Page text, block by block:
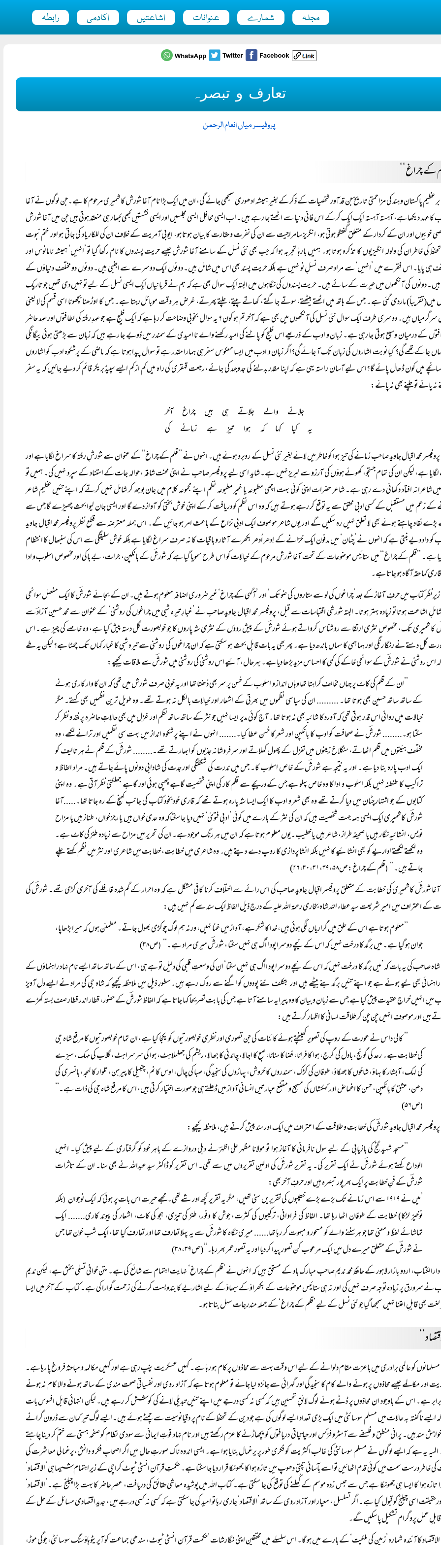
مجلہ شمارے عنوانات اشاعتیں اکادمی رابطہ
تعارف و تبصرہ
پروفیسر میاں انعام الرحمن
کے چراغ‘‘
برِ عظیم پاکستان و ہند کی مزاحمتی تاریخ جن قدآور شخصیات کے ذکر کے بغیر ہمیشہ ادھوری سمجھی جائے گی، ان میں ایک بڑا نام آغا شورش کاشمیری مرحوم کا ہے۔جن لوگوں نے آغا
عہد دیکھا ہے، آہستہ آہستہ ایک ایک کر کے اس فانی دنیا سے اٹھتے جا رہے ہیں۔ اب ایسی محافل ایسی مجلسیں اور ایسی نشستیں کبھی کبھار ہی منعقد ہوتی ہیں جن میں آغا شورش
خوبیوں اور ان کے کردار کے متعلق گفتگو ہوتی ہو، انگریز سامراجیت سے ان کی نفرت و حقارت کا بیان ہوتا ہو، ایوبی آمریت کے خلاف ان کی للکار یاد کی جاتی ہو اور ختم نبوت
کی خاطر ان کی ولولہ انگیزیوں کا تذکرہ ہوتا ہو۔ ہمیں بارہا تجربہ ہوا کہ جب بھی نئی نسل کے سامنے آغا شورش جیسے حریت پسندوں کا نام رکھا گیا تو ’انہیں‘ ہمیشہ نامانوس اور
ہی پایا۔ اس فقرے میں ’انہیں‘ سے مراد صرف نسلِ نو نہیں ہے بلکہ حریت پسند بھی اس میں شامل ہیں۔ دونوں ایک دوسرے سے اجنبی ہیں۔ دونوں دو مختلف دنیاؤں کے
دونوں کی آنکھوں میں حیرت کے سائے ہیں۔ حریت پسندوں کی نگاہوں میں البتہ ایک سوال بھی ہے کہ ہم نے قربانیاں ایک ایسی نسل کے لیے تو نہیں دی تھیں جو تاریک
میں(تقریباً) ماردی گئی ہے۔ جس کے ہاتھ میں اٹھتے بیٹھتے، سوتے جاگتے، کھاتے پیتے، چلتے پھرتے، غرض ہر وقت موبائل رہتا ہے۔ جس کا اوڑھنا بچھونا اسی قسم کی لا یعنی
ہیں۔ دوسری طرف ایک سوال نئی نسل کی آنکھوں میں بھی ہے کہ آخر تم ہو کون ؟ یہ سوال بخوبی وضاحت کر رہا ہے کہ ایک خلیج ہے جو عہدِ رفتہ کی لطافتوں اور عہد حاضر
کے درمیان وسیع ہوتی جا رہی ہے۔ زبان و ادب کے ذریعے اس خلیج کو پاٹنے کی امید رکھنے والے نا امیدی کے سمندر میں ڈوبے جا رہے ہیں کہ زبان سے بڑھتی ہوئی بیگانگی
جا کے تھمے گی؟ کیا نوبت اشاروں کی زبان تک آ جائے گی؟اگر زبان و ادب میں ایسا معکوس سفر ہی ہمارا مقدر ہے تو سوال پیدا ہوتا ہے کہ ماضی کے پرشکوہ ادب کو اشاروں
میں کون ڈھال پائے گا؟اس لیے آسان راستہ یہی ہے کہ اپنا مقدر بدلنے کی جدوجہد کی جائے، رجعت قہقری کی راہ میں کم از کم ایسے سپیڈ بریکر قائم کر دیے جائیں کہ یہ سفر
پائے تو چلنے بھی نہ پائے:
جلانے والے جلاتے ہی ہیں چراغ آخر
یہ کیا کہا کہ ہوا تیز ہے زمانے کی
پروفیسر محمد اقبال جاوید صاحب زمانے کی تیز ہوا کو خاطر میں لائے بغیر نئی نسل کے روبرو ہوئے ہیں۔ انہوں نے ’’قلم کے چراغ‘‘ کے عنوان سے شورشِ رفتہ کا سراغ لگایا ہے اور
ہے، لیکن ان کی تمام جستجو، کھوئے ہوؤں کی آرزو سے لبریز نہیں ہے۔ شاید اسی لیے پروفیسر صاحب نے اپنی محنت شاقہ ، حوالہ جات کے استناد کے سپرد نہیں کی۔ ہمیں تو
شاعرانہ افتاد دکھائی دے رہی ہے۔ شاعر حضرات اپنی کوئی بہت اچھی مطبوعہ یا غیر مطبوعہ نظم اپنے مجموعہ کلام میں جان بوجھ کر شامل نہیں کرتے کہ اپنے تئیں عظیم شاعر
زعم میں مستقبل کے کسی ادبی محقق سے یہ توقع کر رہے ہوتے ہیں کہ وہ اس نظم کو دریافت کر کے اپنی خوش بختی کو آواز دے گا اور ایسی جان لیوا بحث چھیڑے گا جس سے
نقاد چاہتے ہوئے بھی لا تعلق نہیں رہ سکیں گے اور یوں شاعر موصوف ایک ادبی نزاع کے باعث امر ہو جائیں گے۔ اس جملہ معترضہ سے قطع نظر پروفیسرمحمد اقبال جاوید
داد دیے بنتی ہے کہ انہوں نے ’چٹان‘ میں مدفون ایک خزانے کے اِدھر اُدھر بکھرے آثار و باقیات کا نہ صرف سراغ لگایا ہے بلکہ خوش سلیقگی سے اس کی سنبھال کا انتظام
ہے۔ ’’قلم کے چراغ‘‘ میں ستائیس موضوعات کے تحت آغا شورش مرحوم کے خیالات کو اس طرح سمویا گیا ہے کہ شورشؔ کے بانکپن، جرات، بے باکی اورمخصوص اسلوب و ادا
کما حقہ آگاہ ہو جاتا ہے۔
زیرِ نظر کتاب میں حرفِ آغاز کے بعد ’چراغوں کی لو سے ستاروں کی ضو تک‘ اور ’آگہی کے چراغ‘ غیر ضروری اضافہ معلوم ہوتے ہیں۔ ان کے بجائے شورشؔ کا ایک مفصل سوانحی
اشاعت ہوتا تو زیادہ بہتر ہوتا۔ البتہ شورشی اقتباسات سے قبل، پروفیسر محمد اقبال جاوید صاحب نے ’غبارِ تیرہ شبی میں چراغوں کی روشنی‘ کے عنوان سے محمد حسین آزادؔ سے
کا شمیری تک، مخصوص نثری ارتقا سے روشناس کرواتے ہوئے شورشؔ کے پیش روؤں کے نثری شہ پاروں کا جو خوبصورت گل دستہ پیش کیا ہے، وہ خاصے کی چیز ہے۔ اس
گل دستے نے رنگا رنگی اور ہما ہمی کا سماں باندھ دیا ہے۔ پھر بھی یہ بات قابلِ بحث ہو سکتی ہے کہ ان چراغوں کی روشنی سے تیرہ شبی کا غبار کہاں تک چھٹا ہے؟ لیکن یہ طے
اس روشنی نے شورشؔ کے سوانحی خاکے کی کمی کا احساس مزید بڑھا دیا ہے۔ بہرحال، آئیے اس روشنی کی روشنی میں شورشؔ سے ملاقات کیجیے:
’’ان کے قلم کی کاٹ پر جہاں مخالف کراہتا تھا وہاں انداز و اسلوب کے حُسن پر سر بھی دُھنتا تھا اور یہ خوبی صرف شورش میں تھی کہ ان کا وار کاری ہونے
کے ساتھ ساتھ حسین بھی ہوتا تھا۔ ......... ان کی سیاسی نظموں میں بھرتی کے اشعار اور خیالات بالکل نہ ہوتے تھے۔ وہ طویل ترین نظمیں بھی کہتے۔ مگر
خیالات میں روانی اس قدر ہوتی تھی کہ آورد کا شائبہ بھی نہ ہوتا تھا۔ آج کوئی مدیر ایسا نہیں جو نثر کے ساتھ ساتھ نظم اور غزل میں بھی حالاتِ حاضرہ پر نقد و نظر کر
سکتا ہو۔........ شورشؔ نے صحافت کو ادب کا بانکپن اور شعر کا حُسن عطا کیا۔....... انہوں نے اپنے پرشکوہ انداز میں بہت سی نظمیں اور ترانے لکھے، وہ
مختلف ہئیتوں میں قلم اٹھاتے، سنگلاخ زمینوں میں تغزل کے پھول کھلاتے اور سرفروشانہ جذبوں کو ابھارتے تھے۔........ شورشؔ کے قلم نے ہر تالیف کو
ایک ادب پارہ بنا دیا ہے۔ اور یہ نتیجہ ہے شورشؔ کے خاص اسلوب کا۔ جس میں ندرت کی شگفتگی اور جدت کی شادابی دونوں پائے جاتے ہیں۔ مراد الفاظ و
تراکیب کا طنطنہ نہیں بلکہ اسلوب و ادا کا وہ خاص پہلو ہے جس کے دریچے سے قلم کار کی اپنی شخصیت گاہے چھپی ہوئی اور گاہے جھلکتی نظر آتی ہے۔ وہ اپنی
کتابوں کے جو اشتہار چٹان میں دیا کرتے تھے وہ بھی شعر و ادب کا ایک ایسا شہ پارہ ہوتے تھے کہ قاری خودبخود کتاب کی جانب کھنچ کے رہ جاتا تھا۔.....آغا
شورشؔ کاشمیری ایک ایسی ہمہ جہت شخصیت ہیں کہ ان کی نثر کے بارے میں کوئی ’ادبی فتویٰ‘ نہیں دیا جا سکتاکہ وہ حدی خواں ہیں یا رجز خواں، طناز ہیں یا مزاح
نویس، انشائیہ نگار ہیں یا صحیفہ طراز، شاعر ہیں یا خطیب۔یوں معلو م ہوتا ہے کہ ان میں ہر رنگ موجود ہے۔ ان کی تحریر میں مزاح سے زیادہ طنز کی کاٹ ہے۔
وہ لکھتے لکھتے اداریے کو بھی انشائیے کا نہیں بلکہ انشا پردازی کا روپ دے دیتے ہیں۔ وہ شاعری میں خطابت، خطابت میں شاعری اور نثر میں نظم کہتے چلے
جاتے ہیں۔‘‘ (قلم کے چراغ:ص۲۶،۳۰،۳۱،۳۹،۵۸)
آغا شورشؔ کاشمیری کی خطابت کے متعلق پروفیسر اقبال جاوید صاحب کی اس رائے سے اختلاف کرنا کافی مشکل ہے کہ وہ احرار کے گم شدہ قافلے کی آخری کڑی تھے۔ شورشؔ کی
کے اعتراف میں امیرِ شریعت سید عطاء اللہ شاہ بخاری رحمۃ اللہ علیہ کے درج ذیل الفاظ ایک سند سے کم نہیں ہیں:
’’معلوم ہوتا ہے اس کے حلق میں گراریاں لگی ہوئی ہیں، خدا کا شکر ہے، آواز میں غنا نہیں، ورنہ ہم لوگ چوکڑی بھول جاتے۔ مطمئن ہوں کہ میرا بڑھاپا،
جوان ہو گیا ہے۔ میں برگد کا درخت نہیں کہ اس کے نیچے دوسرا پود ا اُگ ہی نہیں سکتا ، شورشؔ میری مراد ہے۔‘‘ (ص۳۸)
شاہ صاحب کی یہ بات کہ ’میں برگد کا درخت نہیں کہ اس کے نیچے دوسرا پود ا اُگ ہی نہیں سکتا‘ ان کی وسعتِ قلبی کی دلیل تو ہے ہی، اس کے ساتھ ساتھ ایسے نام نہاد راہنماؤں کے
بھی لیے ہوئے ہے جو اپنے تئیں برگد بنے بیٹھے ہیں اور بتکلف نئے پودوں کو اگنے سے روک رہے ہیں۔سطورِ ذیل میں ملاحظہ کیجیے کہ شاہ جی کی مراد نے ایسے دل آویز
میں انہیں خراجِ عقیدت پیش کیا ہے جس سے زبان و بیان کا وہ پیرایہ سامنے آتا ہے جس کی بابت تصریحاً کہا جاتا ہے کہ الفاظ شورشؔ کے حضور، قطار اندر قطار صف بستہ کھڑے
ہیں اور موصوف انہیں چن چن کر طلاقت لسانی کا اظہار کرتے ہیں:
’’ کالی داس نے عورت کے روپ کی تصویر کھینچتے ہوئے کائنات کی جن تصوری اور نظری خوبصورتیوں کو یکجا کیا ہے، ان تمام خوبصورتیوں کا مرقع شاہ جی
کی خطابت ہے۔ رعد کی گونج، بادل کی گرج، ہوا کا فراٹا، فضا کا سناٹا، صبح کا اجالا، چاندنی کا جھالا، ریشم کی جھلملاہٹ، ہوا کی سرسراہٹ، گلاب کی مہک، سبزے
کی لہک، آبشار کا بہاؤ، شاخوں کا جھکاؤ، طوفان کی کڑک، سمندروں کا خروش، پہاڑوں کی سنجیدگی، صبا کی چال، اوس کا نم، چنبیلی کا پیرہن، تلوار کا لہجہ، بانسری کی
دھن، عشق کا بانکپن، حسن کا اغماض اور کہکشاں کی مسجع و مقفع عبارتیں انسانی آواز میں ڈھلتے ہی جو صورت اختیار کرتی ہیں، اس کا مرقع شاہ جی کی ذات ہے۔‘‘
(ص۵۶)
پروفیسر محمد اقبال جاوید شورشؔ کی خطابت و طلاقت کے اعتراف میں ایک اور سند پیش کرتے ہیں، ملاحظہ کیجیے:
’’مسجد شہید گنج کی بازیابی کے لیے سول نافرمانی کا آغاز ہوا تو مولانا مظہر علی اظہرؔ نے دہلی دروازے کے باہر خود کو گرفتاری کے لیے پیش کیا۔ انہیں
الوداع کہتے ہوئے شورشؔ نے ایک تقریر کی۔ یہ تقریر شورشؔ کی اولین تقریروں میں سے تھی۔ اس تقریر کو ڈاکٹر سید عبداللہ نے بھی سنا۔ ان کے تاثرات
شورشؔ کے فنِ خطابت پر ایک بھر پور تبصرہ ہیں اور حرفِ آخر بھی:
’میں نے ۱۹۱۹ سے اس زمانے تک بڑے بڑے خطیبوں کی تقریریں سنی تھیں، مگر یہ تقریر کچھ اور شے تھی۔ مجھے حیرت اس بات پر ہوئی کہ ایک نوجوان
(بلکہ
نوخیز لڑکا) خطابت کے طوفان اٹھا رہا تھا۔ الفاظ کی فراوانی، ترکیبوں کی کثرت، جوش کا وفور، طنز کی تیزی، ہجو کی کاٹ، اشعار کی پیوند کاری....... ایک
تماشائے لفظ و معنی تھا جو ہر سننے والے کو مسحور و مبہوت کر رہا تھا...... میری نگاہ کا شورشؔ سے یہ پہلا تعارف تھا اور تعارف کیا تھا، ایک شب خون تھا جس
نے شورشؔ کے متعلق میرے دل میں ایک مرعوب کن تصور پیدا کر دیا اور یہ تصور عمر بھر رہا۔‘‘(ص۳۸،۳۹)
دارالکتاب، اردو بازار لاہور کے حافظ محمد ندیم صاحب مبارک باد کے مستحق ہیں کہ انہوں نے ’قلم کے چراغ‘ نہایت اہتمام سے شائع کی ہے۔ متن خوانی تسلی بخش ہے، لیکن ندیم
سرورق پر زیادہ توجہ صرف نہیں کی اور نہ ہی ستائیس موضوعات کے بکھراؤ کے سبھاؤ کے لیے اشاریے کا بندوبست کرنے کی زحمت گوارا کی ہے۔ کتاب کے آخر میں ایسا
لغت بھی قابلِ اعتنا نہیں سمجھا گیا جو نئی نسل کے لیے ’قلم کے چراغ‘ کے جملہ مندرجات سہل بناتا ہو۔
مسلمانوں کو عالمی برادری میں باعزت مقام دلوانے کے لیے اس وقت بہت سے محاذوں پر کام ہو رہا ہے۔ کہیں عسکریت پنپ رہی ہے اور کہیں مکالمہ و مباحثہ فروغ پا رہا ہے۔
اور مکالمے جیسے محاذوں پر ہونے والے کام کا سنجیدگی اور گہرائی سے جائزہ لیا جائے تو معلوم ہوتا ہے کہ آزاد روی اور نفسیاتی صحت مندی کے ساتھ ہونے والا کام نہ ہونے
ہے۔ اس کے باوجود ان محاذوں پر ڈٹے ہوئے لوگ لائقِ تحسین ہیں کہ کسی نہ کسی درجے میں اپنے تئیں تبدیلی لانے کی کوشش کر رہے ہیں۔ لیکن انتہائی قابل افسوس بات
ایسے ناگفتہ بہ حالات میں مسلم سوسائٹی میں ایک بڑی تعداد ایسے لوگوں کی ہے جو دین کے تحفظ کے نام پر دقیانوسیت سے چمٹے ہوئے ہیں۔ ایسے لوگ تیر کمان سے ڈرون گرانے
مند ہیں۔ پرانی منطق و فلسفے سے آسٹرو فزکس اور حیاتیاتی دریافتوں کو پچھاڑنے کا عزم رکھتے ہیں اور نام نہاد قوتِ ایمانی سے سودی نظام کو صفحہ ہستی سے ختم کر دینا چاہتے
یہ ہے کہ ایسے لوگوں نے مسلم سوسائٹی کی غالب اکثریت کو فکری طور پر یرغمال بنایا ہوا ہے۔ ایسی اندوہ ناک صورتِ حال میں اگر اصحابِ فکر و دانش، یرغمالی معاشرت کی
خاطر درست سمت میں کوئی قدم اٹھائیں تو اسے بآسانی تپتی دھوپ میں تازہ ہوا کا جھونکا قرار دیا جا سکتا ہے۔ حکمتِ قرآن انسٹی ٹیوٹ کراچی کے زیرِ اہتمام ششماہی ’الاقتصاد‘
تازہ ہوا کا ایسا ہی جھونکا ہے جس سے حبس زدہ موسم کے کُھلنے کی توقع کی جا سکتی ہے۔ کتاب اللہ میں پوشیدہ معاشی حقائق کی دریافت، عصرِ حاضر کا بہت بڑا چیلنج ہے۔ ’الاقتصاد‘
اسی چیلنج کو قبول کیا ہے۔ اگر تسلسل ، معیار اور آزاد روی کے ساتھ ’الاقتصاد‘ جاری رہا تو امید کی جا سکتی ہے کہ کسی نہ کسی درجے میں، جدید اقتصادی مسائل کے حل کے
عمل پروگرام تشکیل پا سکیں گے۔
الاقتصاد کا آئندہ شمارہ ’زمین کی ملکیت‘ کے بارے میں ہو گا۔ اس سلسلے میں محققین اپنی نگارشات ’حکمت قرآن انسٹی ٹیوٹ، سندھی جماعت کو آپریٹوہاؤسنگ سوسائٹی، جوگی موڑ،